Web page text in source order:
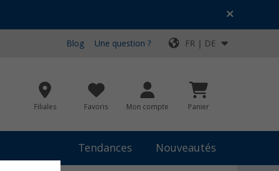
Blog Une question ? FR | DE
Filiales Favoris Mon compte Panier
Tendances Nouveautés